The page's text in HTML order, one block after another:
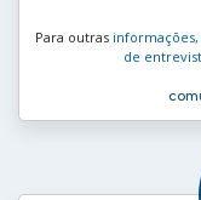
Para outras
de